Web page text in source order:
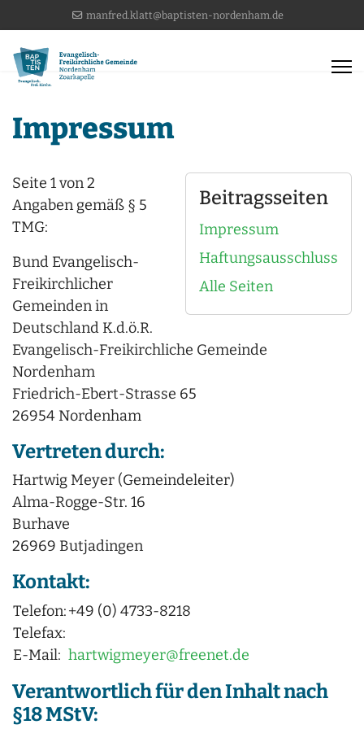
manfred.klatt@baptisten-nordenham.de
Impressum
Beitragsseiten
Impressum
Haftungsausschluss
Alle Seiten
Seite 1 von 2
Angaben gemäß § 5
TMG:
Bund Evangelisch-
Freikirchlicher
Gemeinden in
Deutschland K.d.ö.R.
Evangelisch-Freikirchliche Gemeinde
Nordenham
Friedrich-Ebert-Strasse 65
26954 Nordenham
Vertreten durch:
Hartwig Meyer (Gemeindeleiter)
Alma-Rogge-Str. 16
Burhave
26969 Butjadingen
Kontakt:
Telefon:
Telefax:
E-Mail:
+49 (0) 4733-8218
hartwigmeyer@freenet.de
Verantwortlich für den Inhalt nach
§18 MStV: